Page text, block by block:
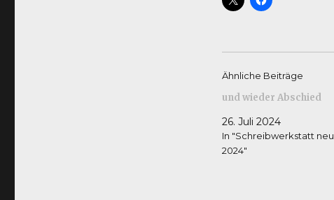
Ähnliche Beiträge
und wieder Abschied
26. Juli 2024
In "Schreibwerkstatt neu
2024"